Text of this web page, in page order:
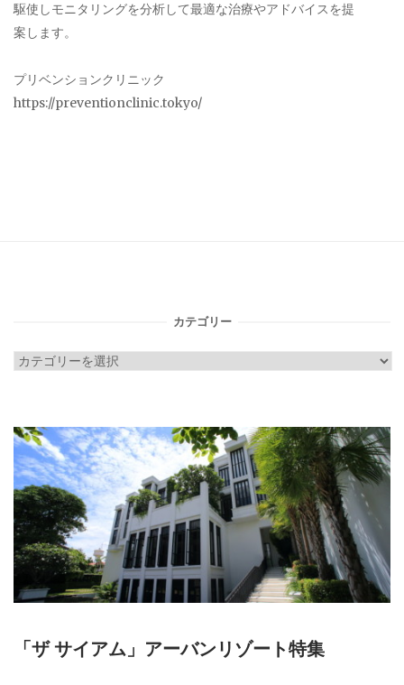
駆使しモニタリングを分析して最適な治療やアドバイスを提
案します。
プリベンションクリニック
https://preventionclinic.tokyo/
カテゴリー
カ
リ
ー
「ザ サイアム」アーバンリゾート特集